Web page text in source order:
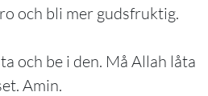
och bli mer gudsfruktig.
och be i den. Må Allah låta
Amin.